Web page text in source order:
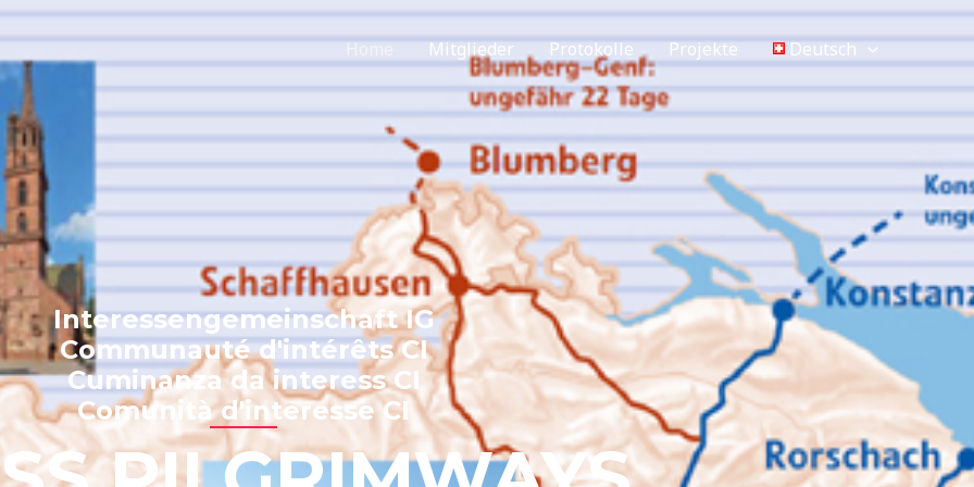
Home Mitglieder Protokolle Projekte Deutsch
Interessengemeinschaft IG
Communauté d'intérêts CI
Cuminanza da interess CI
Comunità d'interesse CI